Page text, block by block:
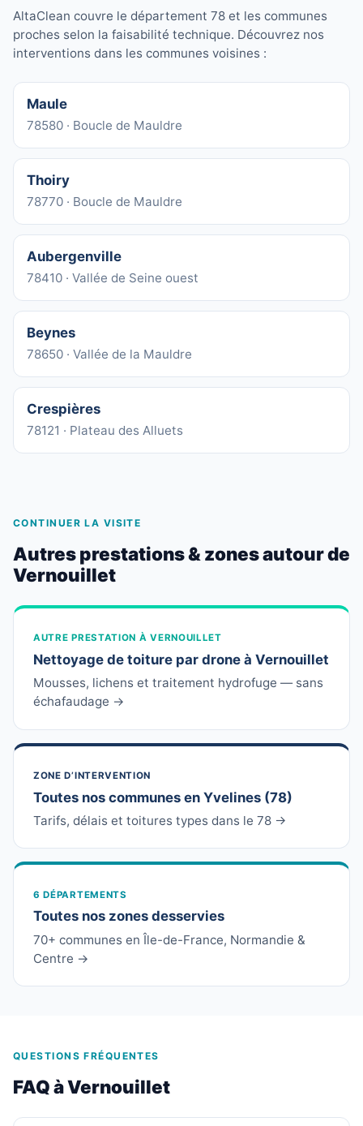
AltaClean couvre le département 78 et les communes
proches selon la faisabilité technique. Découvrez nos
interventions dans les communes voisines :
Maule
78580 · Boucle de Mauldre
Thoiry
78770 · Boucle de Mauldre
Aubergenville
78410 · Vallée de Seine ouest
Beynes
78650 · Vallée de la Mauldre
Crespières
78121 · Plateau des Alluets
CONTINUER LA VISITE
Autres prestations & zones autour de
Vernouillet
AUTRE PRESTATION À VERNOUILLET
Nettoyage de toiture par drone à Vernouillet
Mousses, lichens et traitement hydrofuge — sans
échafaudage →
ZONE D’INTERVENTION
Toutes nos communes en Yvelines (78)
Tarifs, délais et toitures types dans le 78 →
6 DÉPARTEMENTS
Toutes nos zones desservies
70+ communes en Île-de-France, Normandie &
Centre →
QUESTIONS FRÉQUENTES
FAQ à Vernouillet